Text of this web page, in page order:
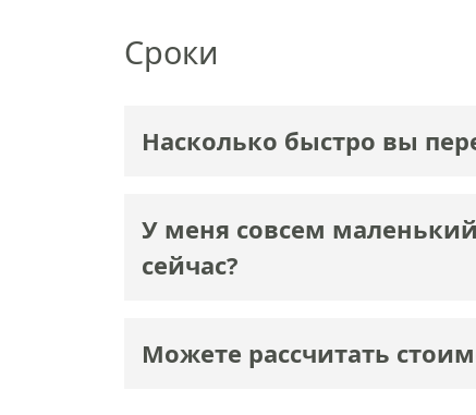
Сроки
Насколько быстро вы
У меня совсем
сейчас?
Можете рассчитать